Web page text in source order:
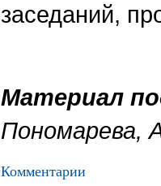
заседаний,
Материал
Пономарева,
Комментарии